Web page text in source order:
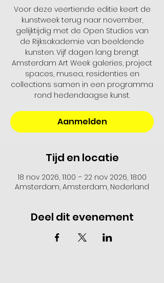
Voor deze veertiende editie keert de
kunstweek terug naar november,
gelijktijdig met de Open Studios van
de Rijksakademie van beeldende
kunsten. Vijf dagen lang brengt
Amsterdam Art Week galeries, project
spaces, musea, residenties en
collections samen in een programma
rond hedendaagse kunst.
Aanmelden
Tijd en locatie
18 nov 2026, 11:00 – 22 nov 2026, 18:00
Amsterdam, Amsterdam, Nederland
Deel dit evenement